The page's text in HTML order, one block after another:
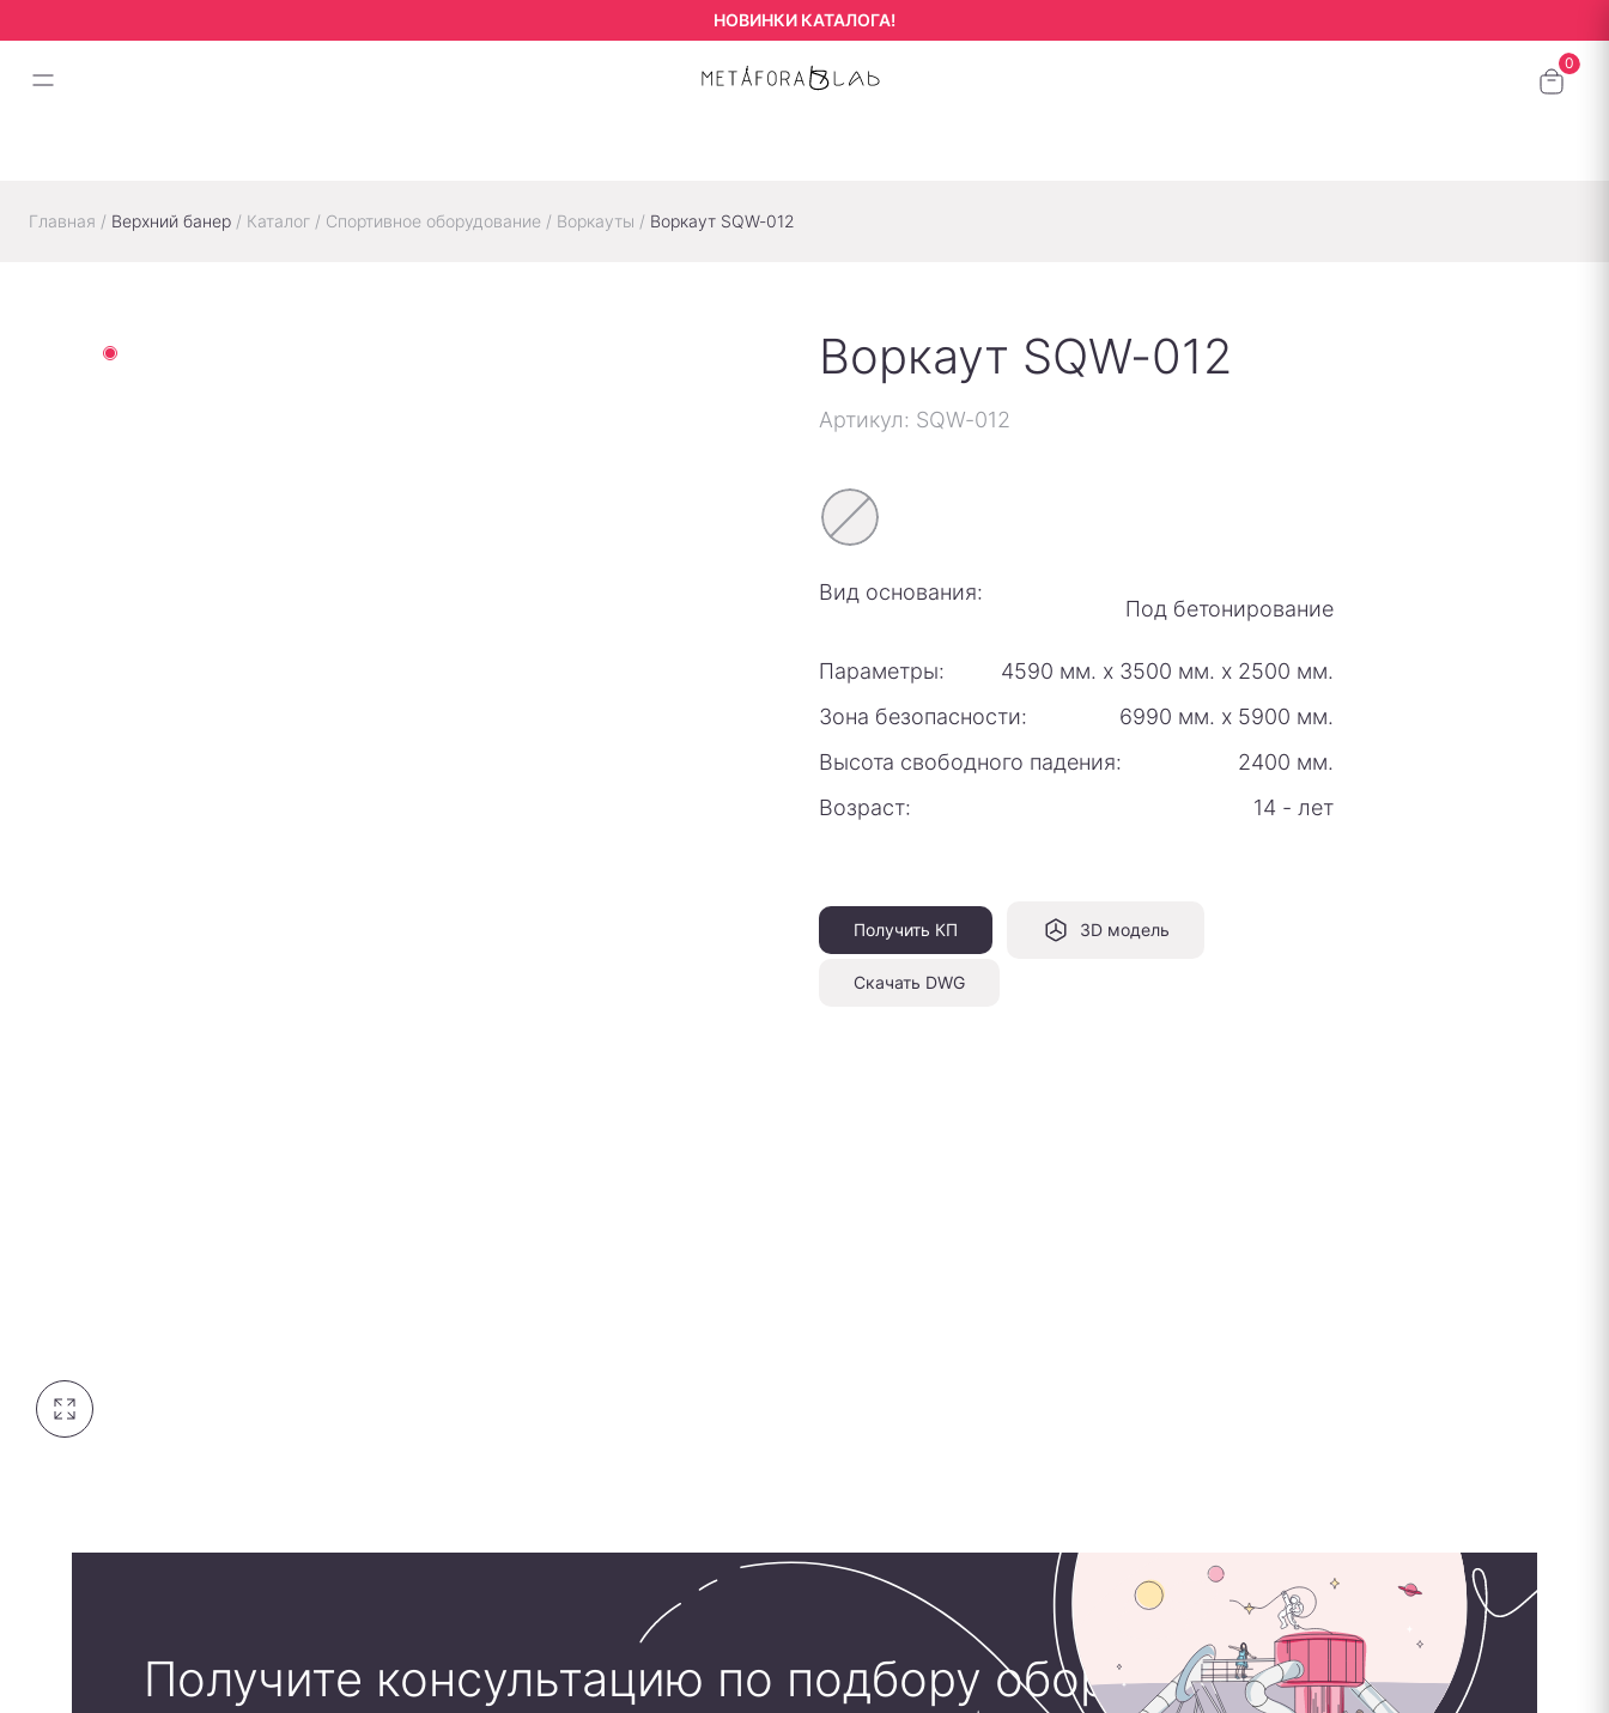
НОВИНКИ КАТАЛОГА!
Главная / Верхний банер / Каталог / Спортивное оборудование / Воркауты / Воркаут SQW-012
Воркаут SQW-012
Артикул: SQW-012
Вид основания:
Под бетонирование
Параметры: 4590 мм. х 3500 мм. х 2500 мм.
Зона безопасности:
6990 мм. х 5900 мм.
Высота свободного падения:
2400 мм.
Возраст:
14 - лет
Получить КП 3D модель
Скачать DWG
Получите консультацию по подбору оборудования